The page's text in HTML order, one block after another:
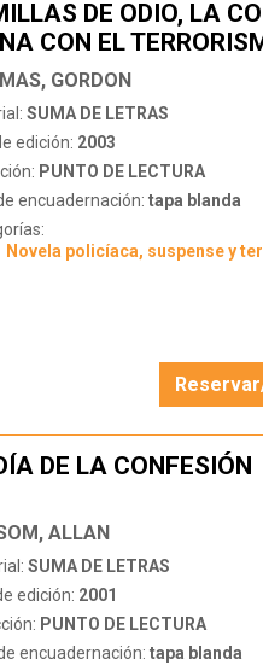
DE ODIO, LA
CON EL
GORDON
SUMA DE LETRAS
edición: 2003
PUNTO DE LECTURA
encuadernación: tapa blanda
Novela policíaca, suspense y
DE LA CONFESIÓN
ALLAN
SUMA DE LETRAS
edición: 2001
PUNTO DE LECTURA
encuadernación: tapa blanda